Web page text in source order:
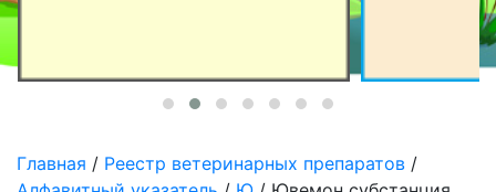
Главная / Реестр ветеринарных препаратов /